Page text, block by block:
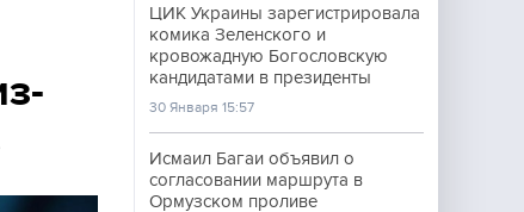
ЦИК Украины зарегистрировала
комика Зеленского и
кровожадную Богословскую
кандидатами в президенты
30 Января 15:57
Исмаил Багаи объявил о
согласовании маршрута в
Ормузском проливе